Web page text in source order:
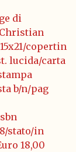
di
copertin
lucida/carta
b/n/pag
stato/in
18,00